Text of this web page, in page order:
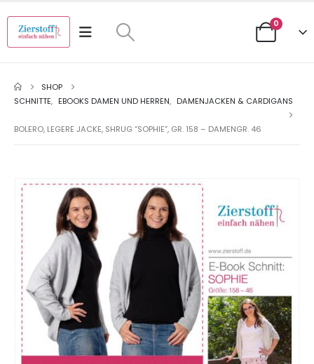
0
SHOP
SCHNITTE, EBOOKS DAMEN UND HERREN, DAMENJACKEN & CARDIGANS
BOLERO, LEGERE JACKE, SHRUG “SOPHIE”, GR. 158 – DAMENGR. 46